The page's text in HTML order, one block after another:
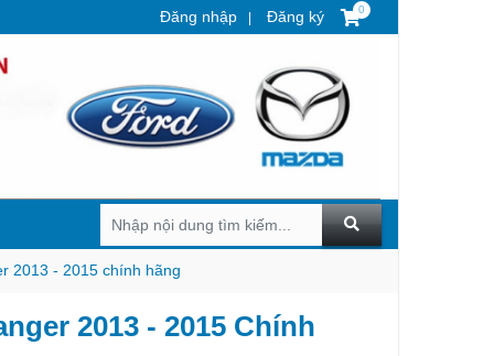
Đăng nhập Đăng ký 0
2013 - 2015 chính hãng
2013 - 2015 Chính